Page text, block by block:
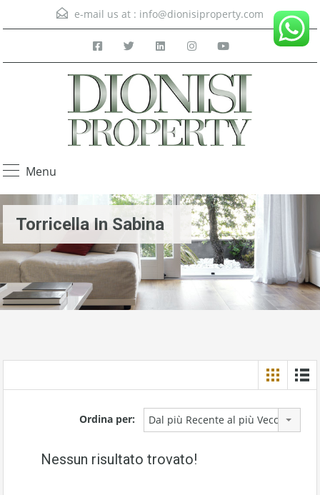
e-mail us at : info@dionisiproperty.com
Menu
Torricella In Sabina
Ordina per: Dal più Recente al più Vecchio
Nessun risultato trovato!